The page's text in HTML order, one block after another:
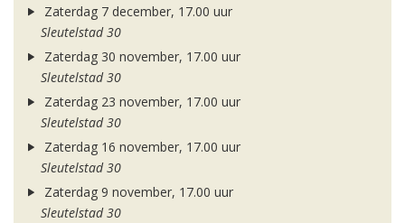
Zaterdag 7 december, 17.00 uur
Sleutelstad 30
Zaterdag 30 november, 17.00 uur
Sleutelstad 30
Zaterdag 23 november, 17.00 uur
Sleutelstad 30
Zaterdag 16 november, 17.00 uur
Sleutelstad 30
Zaterdag 9 november, 17.00 uur
Sleutelstad 30